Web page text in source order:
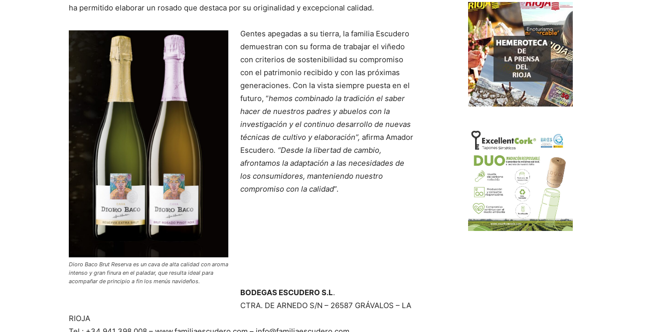
ha permitido elaborar un rosado que destaca por su originalidad y excepcional calidad.
Dioro Baco Brut Reserva es un cava de alta calidad con aroma
intenso y gran finura en el paladar, que resulta ideal para
acompañar de principio a fin los menús navideños.
Gentes apegadas a su tierra, la familia Escudero
demuestran con su forma de trabajar el viñedo
con criterios de sostenibilidad su compromiso
con el patrimonio recibido y con las próximas
generaciones. Con la vista siempre puesta en el
futuro, “hemos combinado la tradición el saber
hacer de nuestros padres y abuelos con la
investigación y el continuo desarrollo de nuevas
técnicas de cultivo y elaboración”, afirma Amador
Escudero. “Desde la libertad de cambio,
afrontamos la adaptación a las necesidades de
los consumidores, manteniendo nuestro
compromiso con la calidad”.
BODEGAS ESCUDERO S.L.
CTRA. DE ARNEDO S/N – 26587 GRÁVALOS – LA
RIOJA